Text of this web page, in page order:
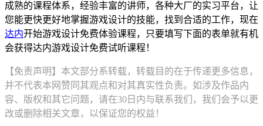
成熟的课程体系，经验丰富的讲师，各种大厂的实习平台，让
您能更快更好地掌握游戏设计的技能，找到合适的工作，现在
达内开始游戏设计免费体验课程，只要填写下面的表单就有机
会获得达内游戏设计免费试听课程！
【免责声明】本文部分系转载，转载目的在于传递更多信息，
并不代表本网赞同其观点和对其真实性负责。如涉及作品内
容、版权和其它问题，请在30日内与联系我们，我们会予以更
改或删除相关文章，以保证您的权益！